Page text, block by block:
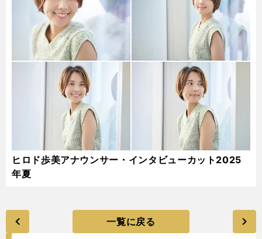
ヒロド歩美アナウンサー・インタビューカット2025
年夏
一覧に戻る